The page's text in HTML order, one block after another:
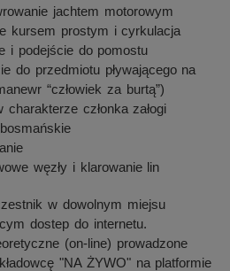
jachtem motorowym
kursem prostym i cyrkulacja
i podejście do pomostu
do przedmiotu pływającego na
“człowiek za burtą”)
członka załogi
węzły i klarowanie lin
w dowolnym miejsu
dostep do internetu.
(on-line) prowadzone
"NA ŻYWO" na platformie